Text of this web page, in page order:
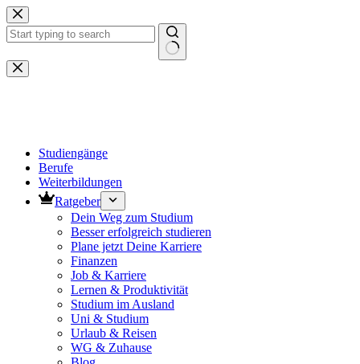
Zum
Inhalt
springen
Keine
Ergebnisse
Studiengänge
Berufe
Weiterbildungen
Ratgeber
Dein Weg zum Studium
Besser erfolgreich studieren
Plane jetzt Deine Karriere
Finanzen
Job & Karriere
Lernen & Produktivität
Studium im Ausland
Uni & Studium
Urlaub & Reisen
WG & Zuhause